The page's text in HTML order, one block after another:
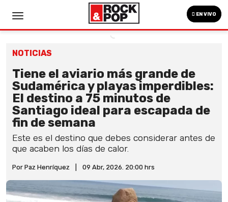
EN VIVO
NOTICIAS
Tiene el aviario más grande de
Sudamérica y playas imperdibles:
El destino a 75 minutos de
Santiago ideal para escapada de
fin de semana
Este es el destino que debes considerar antes de
que acaben los días de calor.
Por Paz Henríquez 09 Abr, 2026. 20:00 hrs